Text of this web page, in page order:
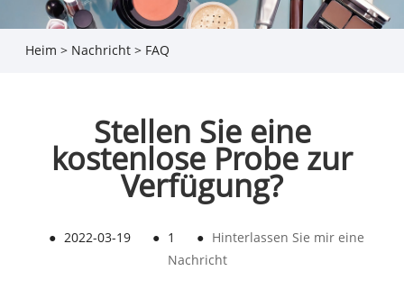
Heim > Nachricht> FAQ
Stellen Sie eine
kostenlose Probe zur
Verfügung?
● 2022-03-19 ● 1 ● Hinterlassen Sie mir eine
Nachricht